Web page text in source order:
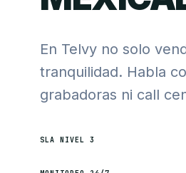
En Telvy no solo
tranquilidad. Habla
grabadoras ni call
SLA NIVEL 3